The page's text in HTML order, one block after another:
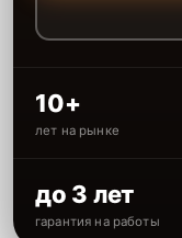
10+
лет на рынке
до 3 лет
гарантия на работы